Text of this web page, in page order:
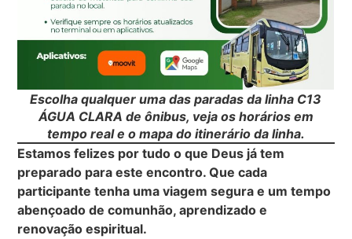
Escolha qualquer uma das paradas da linha C13
ÁGUA CLARA de ônibus, veja os horários em
tempo real e o mapa do itinerário da linha.
Estamos felizes por tudo o que Deus já tem
preparado para este encontro. Que cada
participante tenha uma viagem segura e um tempo
abençoado de comunhão, aprendizado e
renovação espiritual.